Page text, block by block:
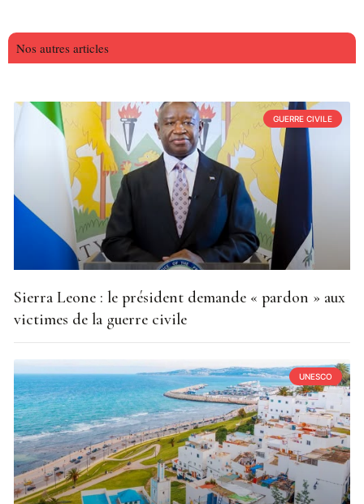
Nos autres articles
GUERRE CIVILE
Sierra Leone : le président demande « pardon » aux
victimes de la guerre civile
UNESCO